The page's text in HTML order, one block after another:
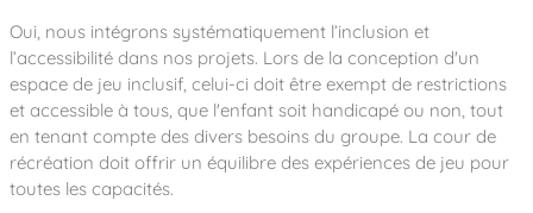
Oui, nous intégrons systématiquement l’inclusion et
l’accessibilité dans nos projets. Lors de la conception d'un
espace de jeu inclusif, celui-ci doit être exempt de restrictions
et accessible à tous, que l'enfant soit handicapé ou non, tout
en tenant compte des divers besoins du groupe. La cour de
récréation doit offrir un équilibre des expériences de jeu pour
toutes les capacités.